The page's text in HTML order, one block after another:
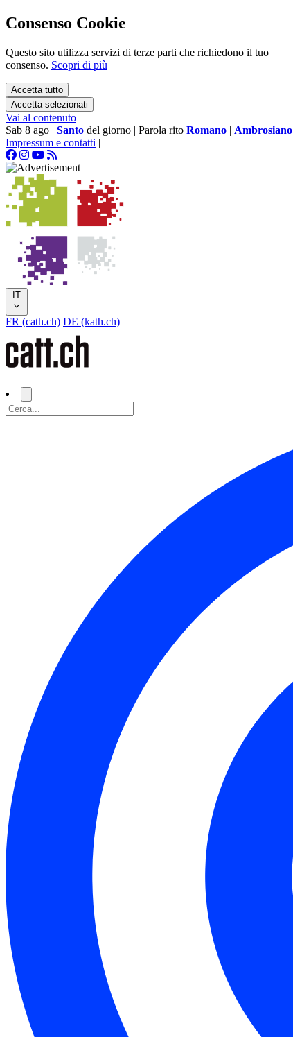
Consenso Cookie
Questo sito utilizza servizi di terze parti che richiedono il tuo
consenso. Scopri di più
Accetta tutto
Accetta selezionati
Vai al contenuto
Sab 8 ago | Santo del giorno | Parola rito Romano | Ambrosiano
Impressum e contatti |
IT
FR (cath.ch) DE (kath.ch)